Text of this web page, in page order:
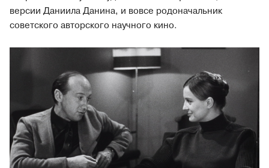
версии Даниила Данина, и вовсе родоначальник
советского авторского научного кино.